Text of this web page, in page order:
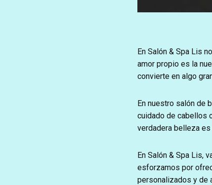
En Salón & Spa Lis
amor propio es la
convierte en algo
En nuestro salón de
cuidado de cabellos
verdadera belleza
En Salón & Spa Lis,
esforzamos por
personalizados y de